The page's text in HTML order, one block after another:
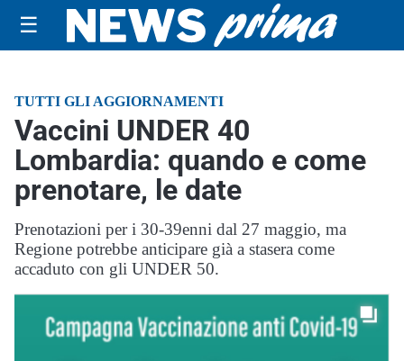
☰
TUTTI GLI AGGIORNAMENTI
Vaccini UNDER 40
Lombardia: quando e come
prenotare, le date
Prenotazioni per i 30-39enni dal 27 maggio, ma
Regione potrebbe anticipare già a stasera come
accaduto con gli UNDER 50.